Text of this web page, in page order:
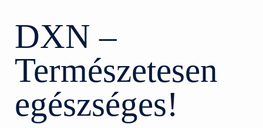
DXN –
Természetesen
egészséges!